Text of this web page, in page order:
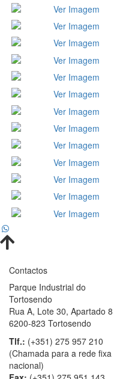
Contactos
Parque Industrial do
Tortosendo
Rua A, Lote 30, Apartado 8
6200-823 Tortosendo
Tlf.: (+351)⁠ ⁠275 957 210
(Chamada para a rede fixa
nacional)